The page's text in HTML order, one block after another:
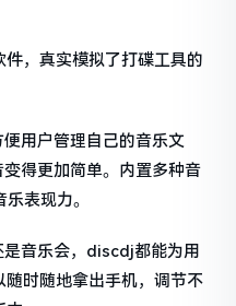
，真实模拟了打碟工具的
用户管理自己的音乐文
得更加简单。内置多种音
表现力。
音乐会，discdj都能为用
时随地拿出手机，调节不